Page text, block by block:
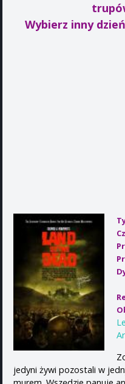
Wybierz inny
jedyni żywi pozostali w